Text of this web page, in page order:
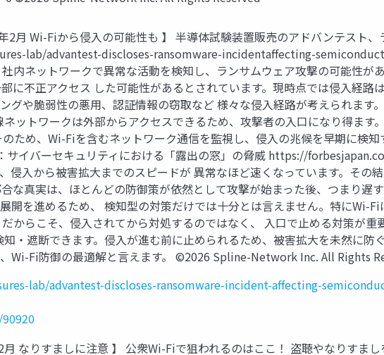
月 Wi-Fiから侵入の可能性も 】 半導体試験装置販売のアドバンテスト
lab/advantest-discloses-ransomware-incidentaffecting-
ネットワークで異常な活動を検知し、ランサムウェア攻撃の可能性が
に不正アクセス した可能性があるとされています。現時点では侵入経路
グや脆弱性の悪用、認証情報の窃取など 様々な侵入経路が考えられます
ットワークは外部からアクセスできるため、攻撃者の入口になり得ます
ため、Wi-Fiを含むネットワーク通信を監視し、侵入の兆候を早期に検
サイバーセキュリティにおける「露出の窓」の脅威 https://
侵入から被害拡大までのスピードが 異常なほど速くなっています。その
な真実は、ほとんどの防御策が依然として攻撃が始まった後、つまり遅
開を進めるため、 検知型の対策だけでは十分とは言えません。特にWi-
からこそ、侵入されてから対処するのではなく、 入口で止める対策が重
・遮断できます。侵入が進む前に止められるため、被害拡大を未然に防
Wi-Fi防御の最適解と言えます。 ©2026 Spline-Network Inc. All Rights
lab/advantest-discloses-ransomware-incident-affecting-
なりすましに注意 】 公衆Wi-Fiで狙われるのはここ！ 盗聴やなりすまし